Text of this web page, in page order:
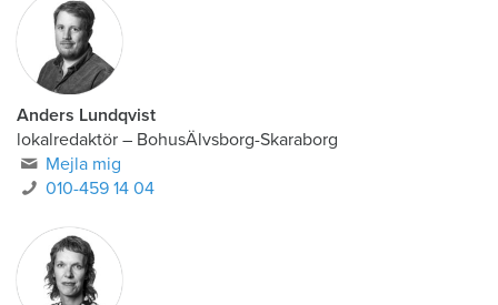
Anders Lundqvist
lokalredaktör – BohusÄlvsborg-Skaraborg
Mejla mig
010-459 14 04